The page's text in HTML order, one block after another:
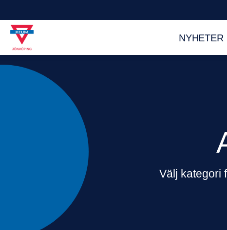
NYHETER
Välj kategori